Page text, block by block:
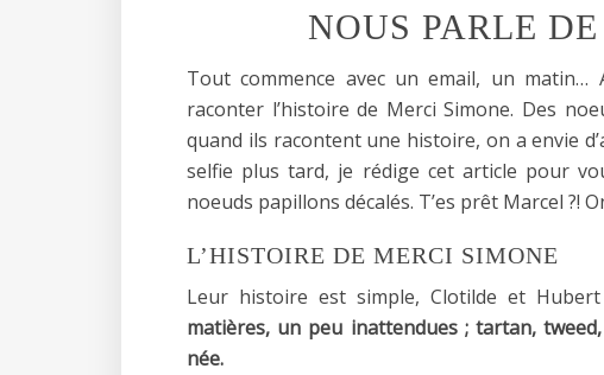
NOUS PARLE
Tout commence avec un email, un matin…
raconter l’histoire de Merci Simone. Des
quand ils racontent une histoire, on a envie
selfie plus tard, je rédige cet article pour
noeuds papillons décalés. T’es prêt Marcel ?!
L’HISTOIRE DE MERCI SIMONE
Leur histoire est simple, Clotilde et
matières, un peu inattendues ; tartan,
née.